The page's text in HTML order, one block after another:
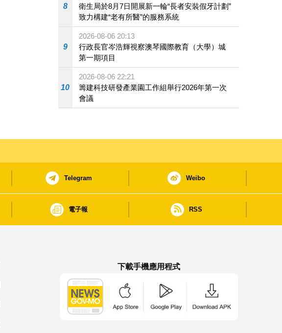
8
衛生局於8月7日開展新一輪“長者安裝假牙計劃”
致力構建“老有所醫”的服務系統
9
2026-08-06 20:13
行政長官岑浩輝視察澳琴國際教育（大學）城
第一期項目
10
2026-08-06 22:21
籌建科技研發產業園工作組舉行2026年第一次
會議
Telegram Weibo
電子報 RSS
下載手機應用程式